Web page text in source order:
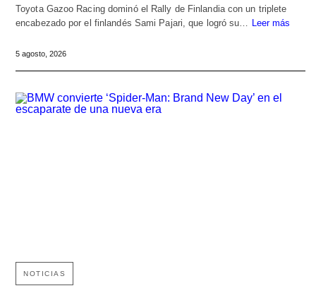
Toyota Gazoo Racing dominó el Rally de Finlandia con un triplete
encabezado por el finlandés Sami Pajari, que logró su… Leer más
5 agosto, 2026
NOTICIAS